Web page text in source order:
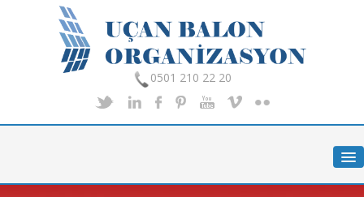
0501 210 22 20
Hakkımızda